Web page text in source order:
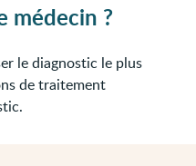
médecin ?
le diagnostic le plus
de traitement